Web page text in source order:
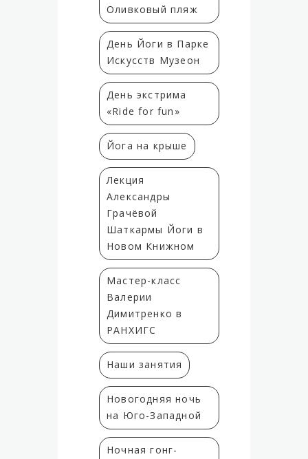
Оливковый пляж
День Йоги в Парке
Искусств Музеон
День экстрима
«Ride for fun»
Йога на крыше
Лекция
Александры
Грачёвой
Шаткармы Йоги в
Новом Книжном
Мастер-класс
Валерии
Димитренко в
РАНХИГС
Наши занятия
Новогодняя ночь
на Юго-Западной
Ночная гонг-